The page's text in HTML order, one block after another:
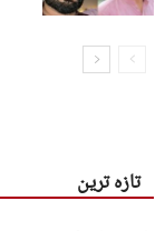
تازہ ترین